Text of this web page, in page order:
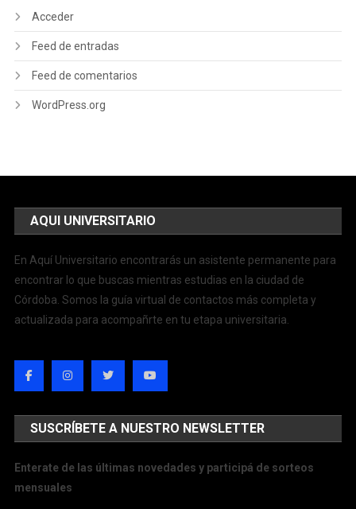
Acceder
Feed de entradas
Feed de comentarios
WordPress.org
AQUI UNIVERSITARIO
En Aquí Universitario encontrarás un asistente permanente para
encontrar lo que buscas mientras estudias en la ciudad de
Córdoba. Somos la guía virtual de contactos más completa y
actualizada para acompañrte en tu etapa universitaria.
SUSCRÍBETE A NUESTRO NEWSLETTER
Enterate de las últimas novedades y participá de sorteos
mensuales